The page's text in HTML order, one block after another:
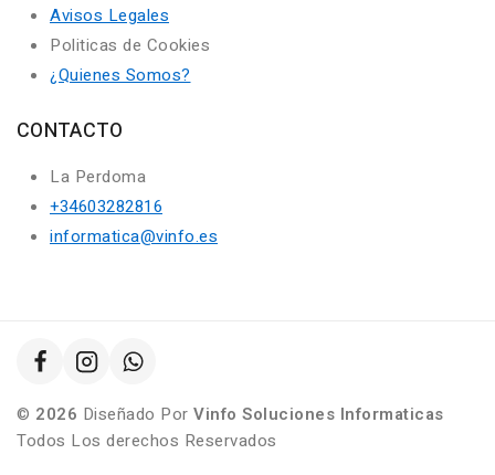
Avisos Legales
Politicas de Cookies
¿Quienes Somos?
CONTACTO
La Perdoma
+34603282816
informatica@vinfo.es
© 2026 Diseñado Por Vinfo Soluciones Informaticas
Todos Los derechos Reservados